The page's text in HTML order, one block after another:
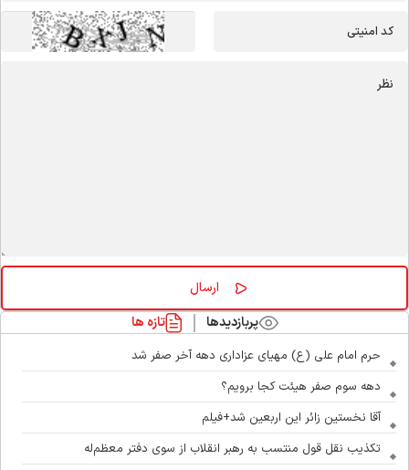
پربازدیدها تازه ها
حرم امام علی (ع) مهیای عزاداری دهه آخر صفر شد
دهه سوم صفر هیئت کجا برویم؟
آقا نخستین زائر این اربعین شد+فیلم
تکذیب نقل قول منتسب به رهبر انقلاب از سوی دفتر معظم‌له